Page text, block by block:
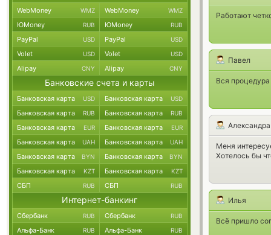
Работают
Павел
Вся
Александра
Меня
Хотелось бы
Илья
Всё пришло
WebMoney WMZ WebMoney WMZ
ЮMoney RUB ЮMoney RUB
PayPal USD PayPal USD
Volet USD Volet USD
Alipay CNY Alipay CNY
Банковские счета и карты
Банковская карта USD Банковская карта USD
Банковская карта RUB Банковская карта RUB
Банковская карта EUR Банковская карта EUR
Банковская карта UAH Банковская карта UAH
Банковская карта BYN Банковская карта BYN
Банковская карта KZT Банковская карта KZT
СБП RUB СБП RUB
Интернет-банкинг
Сбербанк RUB Сбербанк RUB
Альфа-Банк RUB Альфа-Банк RUB